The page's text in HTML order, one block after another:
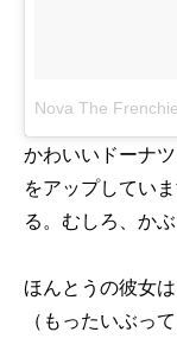
Nova The
かわいいドーナ
をアップしてい
る。むしろ、か
ほんとうの彼女
（もったいぶっ